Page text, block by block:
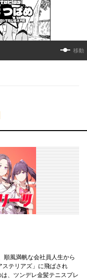
移動
順風満帆な会社員人生から
ステリアズ」に飛ばされ
、ツンデレ金髪テニスプレ